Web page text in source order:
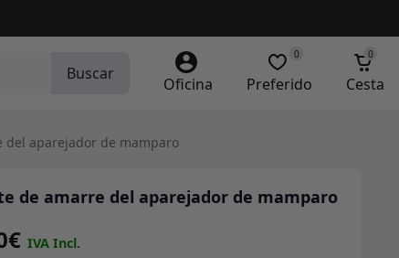
Buscar
Oficina Preferido
0
Cesta
0
del aparejador de mamparo
de amarre del aparejador de mamparo
€